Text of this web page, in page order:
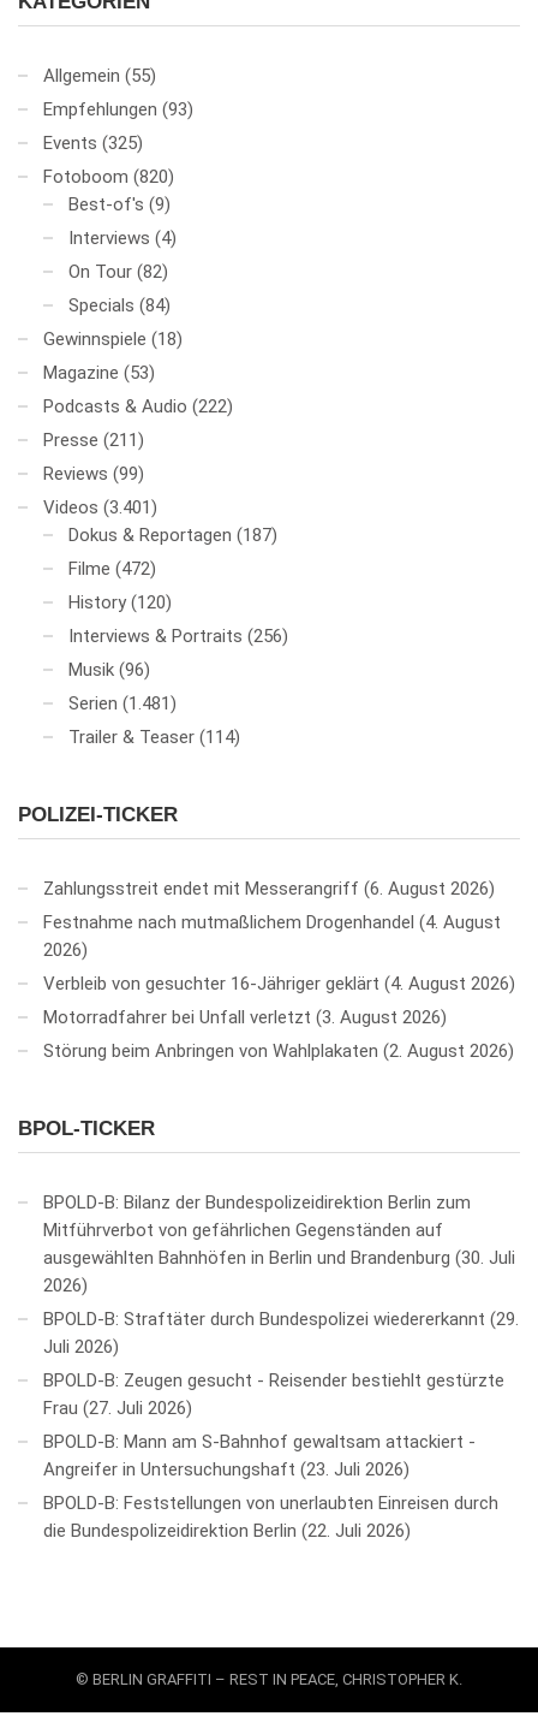
Allgemein (55)
Empfehlungen (93)
Events (325)
Fotoboom (820)
Best-of's (9)
Interviews (4)
On Tour (82)
Specials (84)
Gewinnspiele (18)
Magazine (53)
Podcasts & Audio (222)
Presse (211)
Reviews (99)
Videos (3.401)
Dokus & Reportagen (187)
Filme (472)
History (120)
Interviews & Portraits (256)
Musik (96)
Serien (1.481)
Trailer & Teaser (114)
POLIZEI-TICKER
Zahlungsstreit endet mit Messerangriff 6. August 2026
Festnahme nach mutmaßlichem Drogenhandel
4. August
2026
Verbleib von gesuchter 16-Jähriger geklärt
4. August 2026
Motorradfahrer bei Unfall verletzt 3. August 2026
Störung beim Anbringen von Wahlplakaten
2. August 2026
BPOL-TICKER
BPOLD-B: Bilanz der Bundespolizeidirektion Berlin zum
Mitführverbot von gefährlichen Gegenständen auf
ausgewählten Bahnhöfen in Berlin und Brandenburg 30. Juli
2026
BPOLD-B: Straftäter durch Bundespolizei wiedererkannt
29.
Juli 2026
BPOLD-B: Zeugen gesucht - Reisender bestiehlt gestürzte
Frau
27. Juli 2026
BPOLD-B: Mann am S-Bahnhof gewaltsam attackiert -
Angreifer in Untersuchungshaft
23. Juli 2026
BPOLD-B: Feststellungen von unerlaubten Einreisen durch
die Bundespolizeidirektion Berlin
22. Juli 2026
© BERLIN GRAFFITI – REST IN PEACE, CHRISTOPHER K.